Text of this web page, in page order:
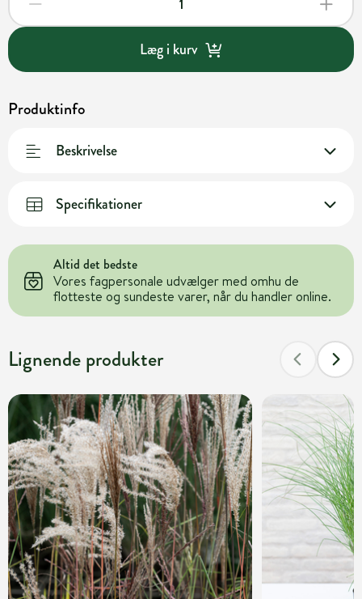
Læg i kurv
Produktinfo
Beskrivelse
Specifikationer
Altid det bedste
Vores fagpersonale udvælger med omhu de
flotteste og sundeste varer, når du handler online.
Lignende produkter